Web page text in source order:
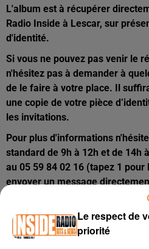
L'album est à récupérer
Radio Inside à Lescar, sur
d'identité.
Si vous ne pouvez pas venir le
n'hésitez pas à demander à
de le faire à votre place. Il
une copie de votre pièce
les invitations.
Pour plus d'informations
standard de 9h à 12h et de 14h
au 05 59 84 02 16 (tapez 1 pour
envoyer un message
. Nous vous
Le respect de
priorité